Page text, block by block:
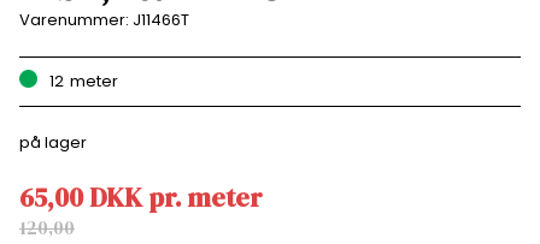
Varenummer: J11466T
12 meter
på lager
65,00DKKpr.meter
120,00